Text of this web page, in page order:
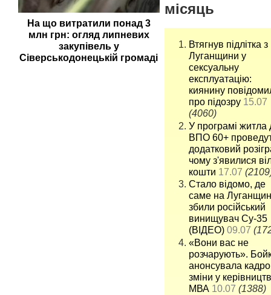
На що витратили понад 3
млн грн: огляд липневих
закупівель у
Сіверськодонецькій громаді
місяць
Втягнув підлітка з
Луганщини у
сексуальну
експлуатацію:
киянину
про підозру 15.07
(4060)
У програмі житла
ВПО 60+
додатковий
чому з'явилися
кошти 17.07
Стало відомо, де
саме на
збили російський
винищувач Су-35
(ВІДЕО) 09.07
«Вони вас не
розчарують».
анонсувала
зміни у
МВА 10.07 (1388)